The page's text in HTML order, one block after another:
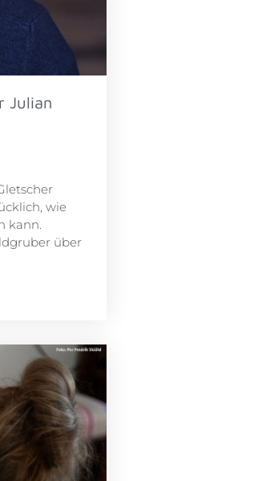
Julian
wie
kann.
über